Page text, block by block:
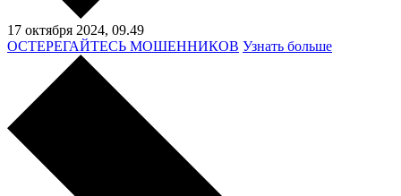
17 октября 2024, 09.49
ОСТЕРЕГАЙТЕСЬ МОШЕННИКОВ Узнать больше